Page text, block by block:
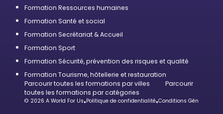
Formation Ressources humaines
Formation Santé et social
Formation Secrétariat & Accueil
Formation Sport
Formation Sécurité, prévention des risques et qualité
Formation Tourisme, hôtellerie et restauration
Parcourir toutes les formations par villes
Parcourir
toutes les formations par catégories
© 2026 A World For Us•Politique de confidentialité•Conditions Générales